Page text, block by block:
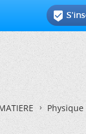

Physique